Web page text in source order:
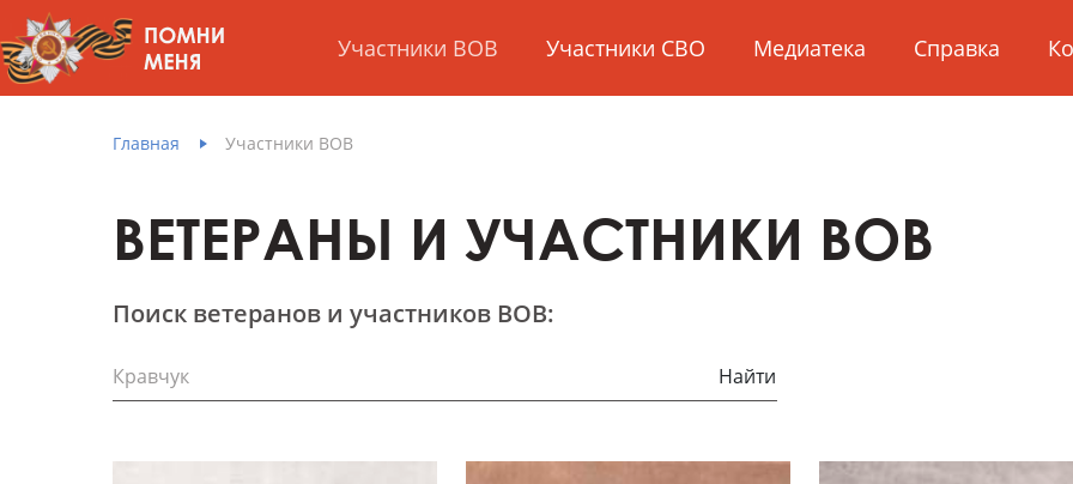
Участники ВОВ Участники СВО Медиатека Справка
Главная Участники ВОВ
ВЕТЕРАНЫ И УЧАСТНИКИ ВОВ
Поиск ветеранов и участников ВОВ:
Найти